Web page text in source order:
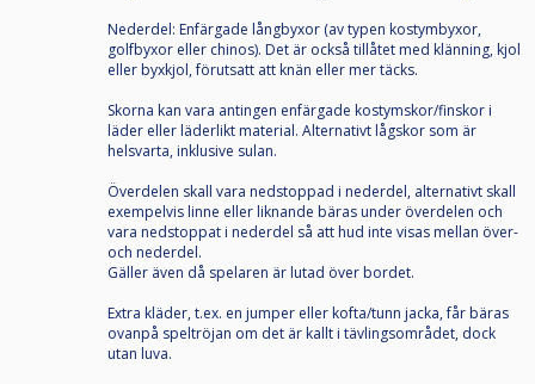
Nederdel: Enfärgade långbyxor (av typen kostymbyxor,
golfbyxor eller chinos). Det är också tillåtet med klänning, kjol
eller byxkjol, förutsatt att knän eller mer täcks.
Skorna kan vara antingen enfärgade kostymskor/finskor i
läder eller läderlikt material. Alternativt lågskor som är
helsvarta, inklusive sulan.
Överdelen skall vara nedstoppad i nederdel, alternativt skall
exempelvis linne eller liknande bäras under överdelen och
vara nedstoppat i nederdel så att hud inte visas mellan över-
och nederdel.
Gäller även då spelaren är lutad över bordet.
Extra kläder, t.ex. en jumper eller kofta/tunn jacka, får bäras
ovanpå speltröjan om det är kallt i tävlingsområdet, dock
utan luva.